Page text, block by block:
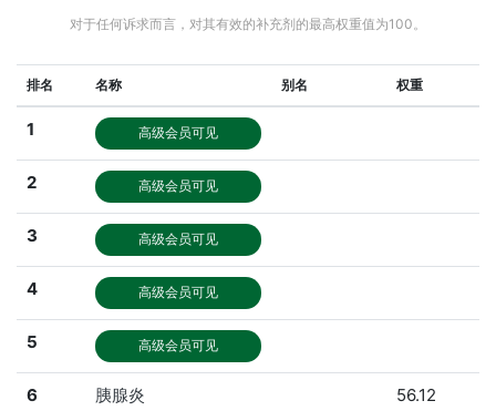
对于任何诉求而言，对其有效的补充剂的最高权重值为100。
排名 名称 别名 权重
1 高级会员可见
2 高级会员可见
3 高级会员可见
4 高级会员可见
5 高级会员可见
6 胰腺炎 56.12